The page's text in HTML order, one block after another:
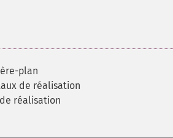
plan
de réalisation
réalisation